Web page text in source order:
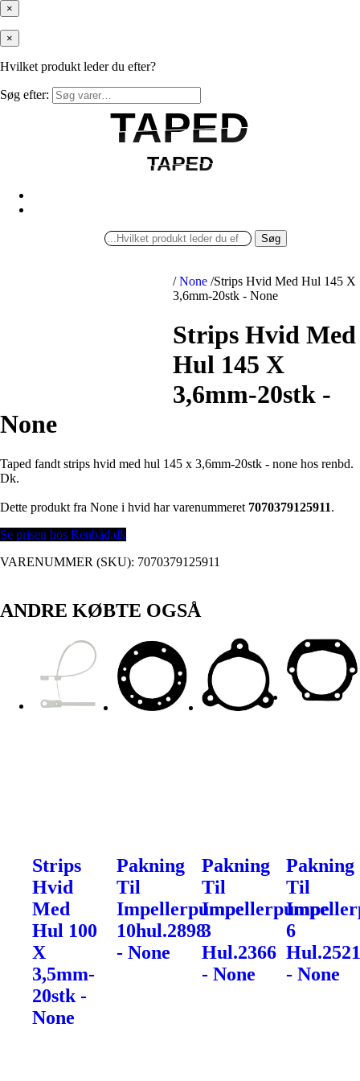
×
×
Hvilket produkt leder du efter?
Søg efter:
TAPED
TAPED
TAPED
TAPED
Søg
/ None /Strips Hvid Med Hul 145 X
3,6mm-20stk - None
Strips Hvid Med
Hul 145 X
3,6mm-20stk -
None
Taped fandt strips hvid med hul 145 x 3,6mm-20stk - none hos renbd.
Dk.
Dette produkt fra None i hvid har varenummeret 7070379125911.
Se prisen hos Renbåd.dk
VARENUMMER (SKU): 7070379125911
ANDRE KØBTE OGSÅ
Strips
Hvid
Med
Hul 100
X
3,5mm-
20stk -
None
Pakning
Til
Impellerpumpe
10hul.2898
- None
Pakning
Til
Impellerpumpe
3
Hul.2366
- None
Pakning
Til
6
- None